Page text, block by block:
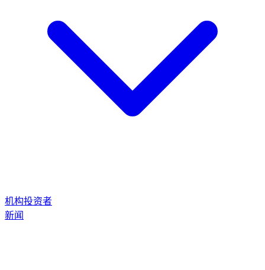
机构投资者
新闻